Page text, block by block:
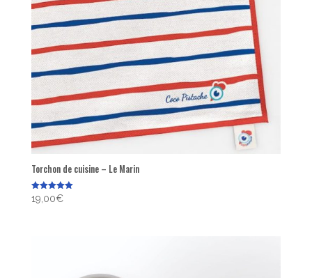
Torchon de cuisine – Le Marin
Note
5.00
19,00€